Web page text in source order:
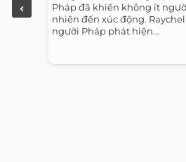
Pháp đã khiến không ít
nhiên đến xúc động.
người Pháp phát hiện...